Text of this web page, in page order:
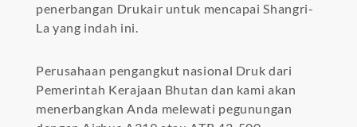
penerbangan Drukair untuk mencapai Shangri-
La yang indah ini.
Perusahaan pengangkut nasional Druk dari
Pemerintah Kerajaan Bhutan dan kami akan
menerbangkan Anda melewati pegunungan